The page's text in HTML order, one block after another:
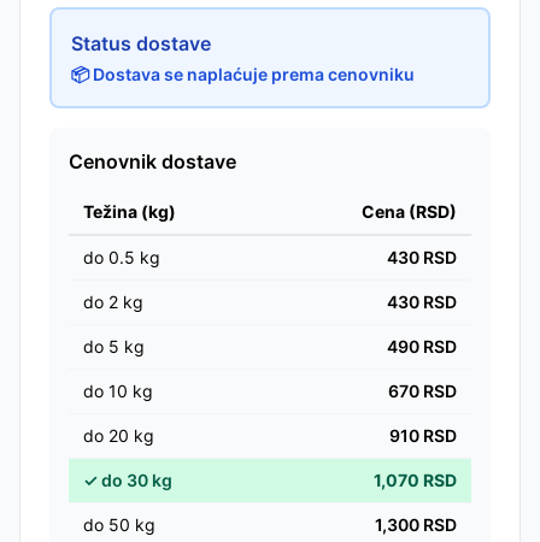
Status dostave
📦 Dostava se naplaćuje prema cenovniku
Cenovnik dostave
Težina (kg) Cena (RSD)
do 0.5 kg 430 RSD
do 2 kg 430 RSD
do 5 kg 490 RSD
do 10 kg 670 RSD
do 20 kg 910 RSD
✓do 30 kg 1,070 RSD
do 50 kg 1,300 RSD